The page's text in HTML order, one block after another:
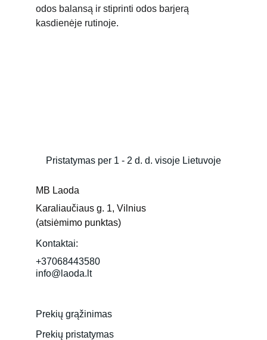
odos balansą ir stiprinti odos barjerą
kasdienėje rutinoje.
MB Laoda
Karaliaučiaus g. 1, Vilnius
(atsiėmimo punktas)
Kontaktai:
+37068443580
info@laoda.lt
Prekių grąžinimas
Prekių pristatymas
Pristatymas per 1 - 2 d. d. visoje Lietuvoje